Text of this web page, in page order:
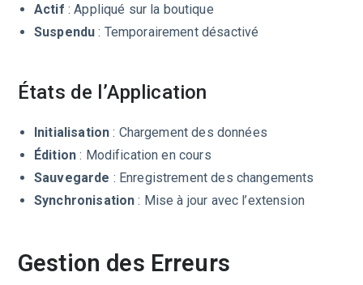
Actif : Appliqué sur la boutique
Suspendu : Temporairement désactivé
États de l’Application
Initialisation : Chargement des données
Édition : Modification en cours
Sauvegarde : Enregistrement des changements
Synchronisation : Mise à jour avec l’extension
Gestion des Erreurs